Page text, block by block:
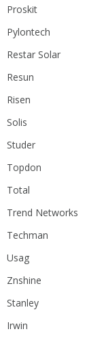
Proskit
Pylontech
Restar Solar
Resun
Risen
Solis
Studer
Topdon
Total
Trend Networks
Techman
Usag
Znshine
Stanley
Irwin